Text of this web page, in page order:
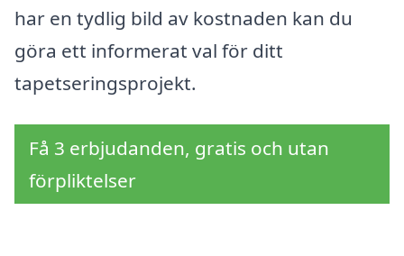
har en tydlig bild av kostnaden kan du
göra ett informerat val för ditt
tapetseringsprojekt.
Få 3 erbjudanden, gratis och utan
förpliktelser